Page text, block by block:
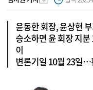
윤동한 회장, 윤상현
승소하면 윤 회장 지
이
변론기일 10월 23일…